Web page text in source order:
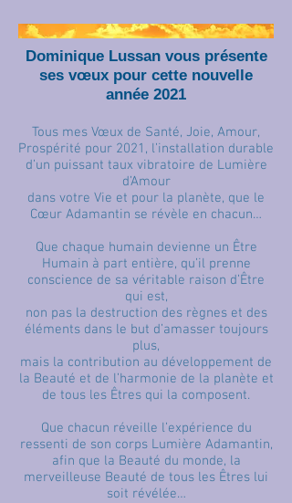
Dominique Lussan vous présente
ses vœux pour cette nouvelle
année 2021
Tous mes Vœux de Santé, Joie, Amour,
Prospérité pour 2021, l’installation durable
d’un puissant taux vibratoire de Lumière
d’Amour
dans votre Vie et pour la planète, que le
Cœur Adamantin se révèle en chacun…
Que chaque humain devienne un Être
Humain à part entière, qu’il prenne
conscience de sa véritable raison d’Être
qui est,
non pas la destruction des règnes et des
éléments dans le but d’amasser toujours
plus,
mais la contribution au développement de
la Beauté et de l’harmonie de la planète et
de tous les Êtres qui la composent.
Que chacun réveille l’expérience du
ressenti de son corps Lumière Adamantin,
afin que la Beauté du monde, la
merveilleuse Beauté de tous les Êtres lui
soit révélée…